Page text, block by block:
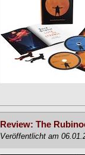
Review: The
Veröffentlicht am